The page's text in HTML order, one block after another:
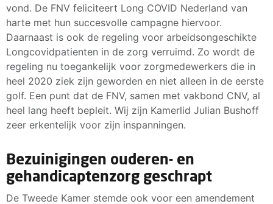
vond. De FNV feliciteert Long COVID Nederland van
harte met hun succesvolle campagne hiervoor.
Daarnaast is ook de regeling voor arbeidsongeschikte
Longcovidpatienten in de zorg verruimd. Zo wordt de
regeling nu toegankelijk voor zorgmedewerkers die in
heel 2020 ziek zijn geworden en niet alleen in de eerste
golf. Een punt dat de FNV, samen met vakbond CNV, al
heel lang heeft bepleit. Wij zijn Kamerlid Julian Bushoff
zeer erkentelijk voor zijn inspanningen.
Bezuinigingen ouderen- en
gehandicaptenzorg geschrapt
De Tweede Kamer stemde ook voor een amendement